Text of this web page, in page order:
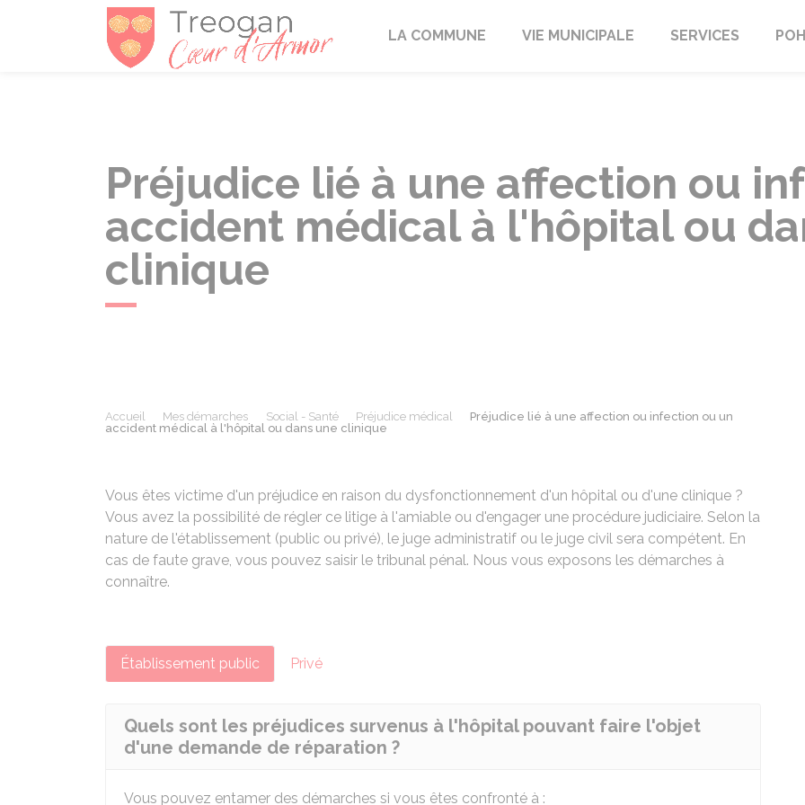
TréoganLA COMMUNE VIE MUNICIPALE SERVICES
Préjudice lié à une affection ou
accident médical à l'hôpital ou
clinique
Accueil Mes démarches Social - Santé Préjudice médical
Préjudice lié à une affection ou infection ou un
accident médical à l'hôpital ou dans une clinique
Vous êtes victime d'un préjudice en raison du dysfonctionnement d'un hôpital ou d'une clinique ?
Vous avez la possibilité de régler ce litige à l'amiable ou d'engager une procédure judiciaire. Selon la
nature de l'établissement (public ou privé), le juge administratif ou le juge civil sera compétent. En
cas de faute grave, vous pouvez saisir le tribunal pénal. Nous vous exposons les démarches à
connaître.
Établissement public Privé
Quels sont les préjudices survenus à l'hôpital pouvant faire l'objet
d'une demande de réparation ?
Vous pouvez entamer des démarches si vous êtes confronté à :